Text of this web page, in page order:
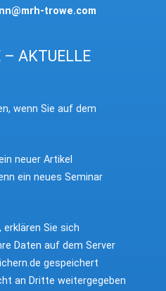
trowe.com
– AKTUELLE
wenn Sie auf dem
neuer Artikel
ein neues Seminar
erklären Sie sich
Daten auf dem Server
gespeichert
an Dritte weitergegeben